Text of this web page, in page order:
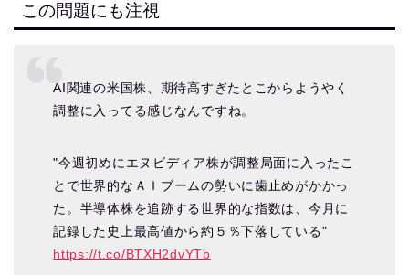
この問題にも注視
AI関連の米国株、期待高すぎたとこからようやく
調整に入ってる感じなんですね。
"今週初めにエヌビディア株が調整局面に入ったこ
とで世界的なＡＩブームの勢いに歯止めがかかっ
た。半導体株を追跡する世界的な指数は、今月に
記録した史上最高値から約５％下落している"
https://t.co/BTXH2dvYTb